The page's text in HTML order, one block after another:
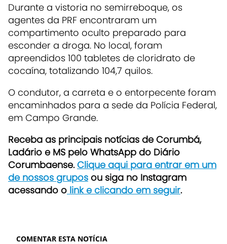
Durante a vistoria no semirreboque, os
agentes da PRF encontraram um
compartimento oculto preparado para
esconder a droga. No local, foram
apreendidos 100 tabletes de cloridrato de
cocaína, totalizando 104,7 quilos.
O condutor, a carreta e o entorpecente foram
encaminhados para a sede da Polícia Federal,
em Campo Grande.
Receba as principais notícias de Corumbá,
Ladário e MS pelo WhatsApp do Diário
Corumbaense.Clique aqui para entrar em um
de nossos grupos ou siga no Instagram
acessando o link e clicando em seguir.
COMENTAR ESTA NOTÍCIA